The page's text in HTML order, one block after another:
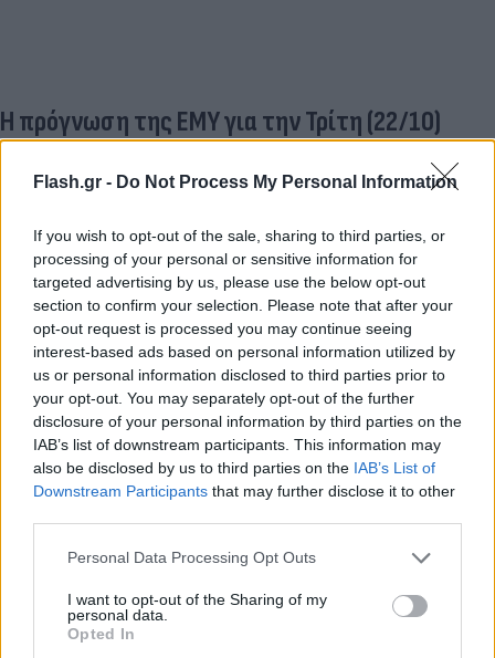
Flash.gr - Do Not Process My Personal Information
If you wish to opt-out of the sale, sharing to third parties, or
processing of your personal or sensitive information for
targeted advertising by us, please use the below opt-out
section to confirm your selection. Please note that after your
opt-out request is processed you may continue seeing
interest-based ads based on personal information utilized by
us or personal information disclosed to third parties prior to
your opt-out. You may separately opt-out of the further
disclosure of your personal information by third parties on the
IAB’s list of downstream participants. This information may
also be disclosed by us to third parties on the IAB’s List of
Downstream Participants that may further disclose it to other
Please note that this website/app uses one or more Google
not limited to your visit or usage behaviour. You may click to
grant or deny consent to Google and its third-party tags to
use your data for below specified purposes in below Google
Personal Data Processing Opt Outs
I want to opt-out of the Sharing of my
personal data.
Opted In
Η πρόγνωση της ΕΜΥ για την Τρίτη (22/10)
Την Τρίτη (22/10) στις Σποράδες, την Εύβοια και
νεφώσεις. Στις υπόλοιπες περιοχές σχεδόν αίθριος
καιρός με αραιές νεφώσεις κατά τόπους.
Οι άνεμοι θα πνέουν στα δυτικά από ανατολικές
διευθύνσεις 3 με 5 μποφόρ. Στα ανατολικά θα
πνέουν βορειοανατολικοί 4 με 6 και στο Αιγαίο
τοπικά 7 μποφόρ με μικρή εξασθένηση το βράδυ.
Η θερμοκρασία θα φτάσει τους 21 με 23 στα